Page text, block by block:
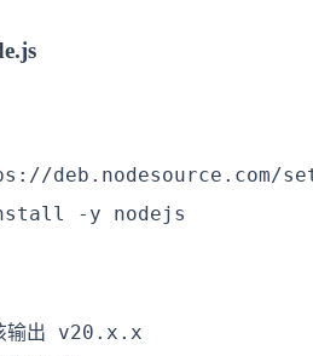
deb.nodesource.com/
-y nodejs
出 v20.x.x